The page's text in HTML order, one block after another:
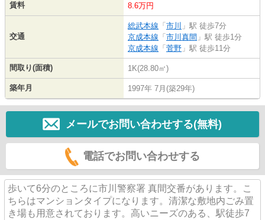
賃料 8.6万円
交通
総武本線 「 市川 」駅 徒歩7分
京成本線 「 市川真間 」駅 徒歩1分
京成本線 「 菅野 」駅 徒歩11分
間取り(面積) 1K(28.80㎡)
築年月 1997年 7月(築29年)
メールでお問い合わせする(無料)
電話でお問い合わせする
歩いて6分のところに市川警察署 真間交番があります。こ
ちらはマンションタイプになります。清潔な敷地内ごみ置
き場も用意されております。高いニーズのある、駅徒歩7